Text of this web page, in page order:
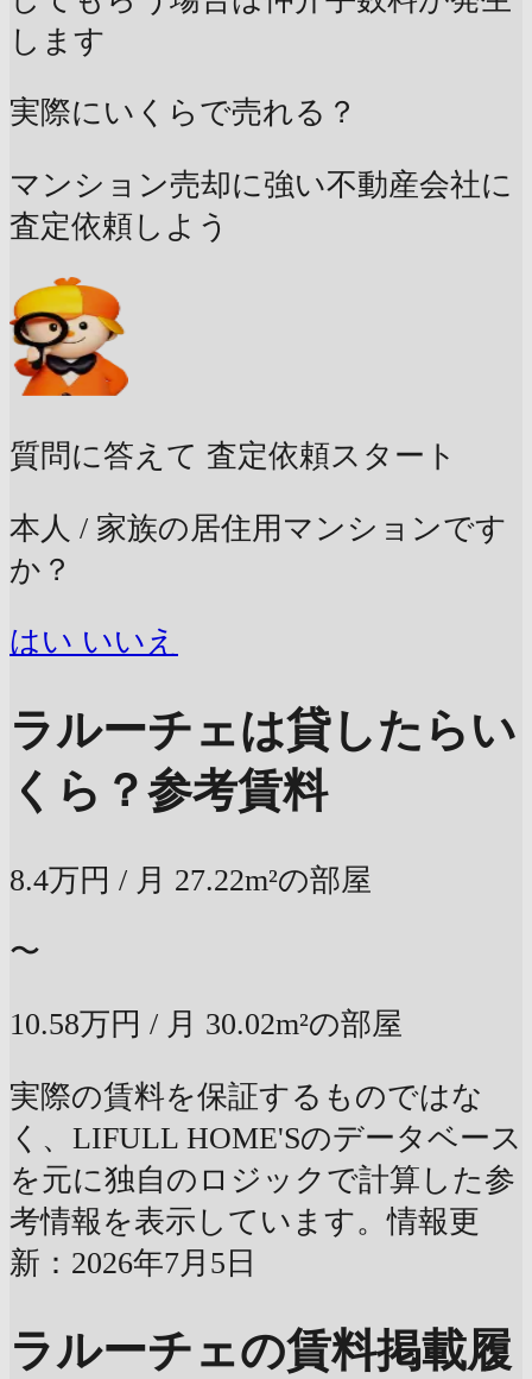
します
実際にいくらで売れる？
マンション売却に強い不動産会社に
査定依頼しよう
質問に答えて 査定依頼スタート
本人 / 家族の居住用マンションです
か？
はい いいえ
ラルーチェは貸したらい
くら？参考賃料
8.4万円 / 月 27.22m²の部屋
〜
10.58万円 / 月 30.02m²の部屋
実際の賃料を保証するものではな
く、LIFULL HOME'Sのデータベース
を元に独自のロジックで計算した参
考情報を表示しています。情報更
新：2026年7月5日
ラルーチェの賃料掲載履